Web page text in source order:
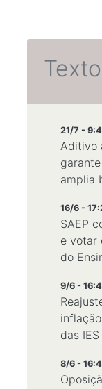
21/7 -
Aditivo
amplia
16/6 -
SAEP
e votar
do
9/6 -
das
8/6 -